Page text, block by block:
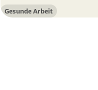
Kategorie
Gesunde Arbeit